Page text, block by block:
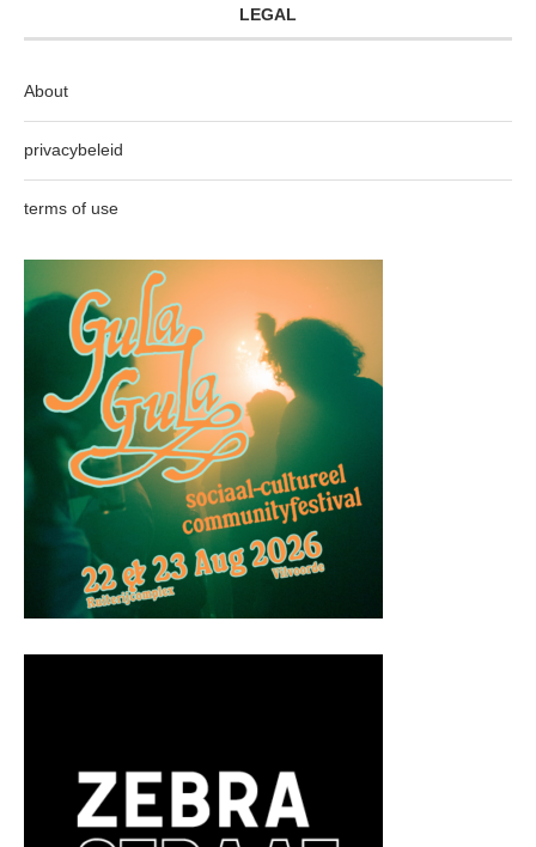
LEGAL
About
privacybeleid
terms of use